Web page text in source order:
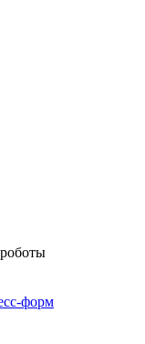
форм